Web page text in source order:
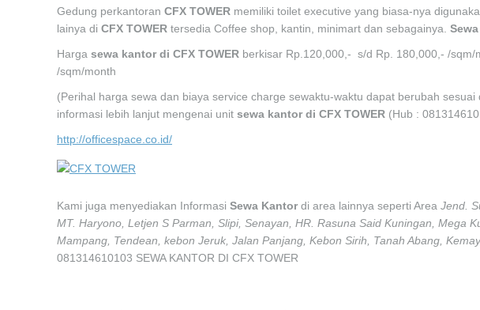
Gedung perkantoran CFX TOWER memiliki toilet executive yang biasa-nya
lainya di CFX TOWER tersedia Coffee shop, kantin, minimart dan sebagainya.
Harga sewa kantor di CFX TOWER berkisar Rp.120,000,- s/d Rp. 180,000,- /
/sqm/month
(Perihal harga sewa dan biaya service charge sewaktu-waktu dapat berubah
informasi lebih lanjut mengenai unit sewa kantor di CFX TOWER (Hub :
http://officespace.co.id/
Kami juga menyediakan Informasi Sewa Kantordi area lainnya seperti Area Jend.
MT. Haryono, Letjen S Parman, Slipi, Senayan, HR. Rasuna Said Kuningan, Mega
Mampang, Tendean, kebon Jeruk, Jalan Panjang, Kebon Sirih, Tanah Abang,
081314610103 SEWA KANTOR DI CFX TOWER